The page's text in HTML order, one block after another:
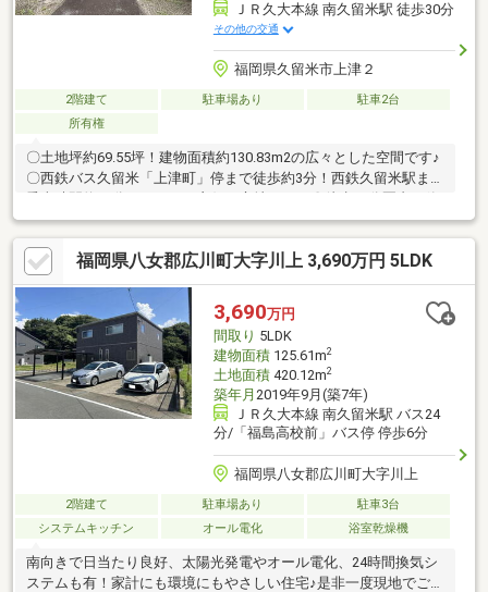
ＪＲ久大本線 南久留米駅 徒歩30分
その他の交通
福岡県久留米市上津２
2階建て 駐車場あり
駐車2台
所有権
〇土地坪約69.55坪！建物面積約130.83m2の広々とした空間です♪
〇西鉄バス久留米「上津町」停まで徒歩約3分！西鉄久留米駅まで
食店が豊富にあります！家族でお食事にも便利な住環境です！〇
浦山公園まで徒歩約10分！お散歩やちょっとした運動をするのに
も公園が近いのは便利ですね〇上津小学校まで徒歩約12分！お子
様の通学も安心ですね〇「スーパーセンタートライアル久留米上
津店」まで徒歩約7分！セブンイレブン久留米二軒茶屋店まで徒歩
約11分！周辺環境充実しています！〇閑静な住宅地です！〇ぜひ
ナカジツまでお問い合わせください
福岡県八女郡広川町大字川上 3,690万円 5LDK
3,690万円
間取り 5LDK
建物面積125.61m2
土地面積420.12m2
築年月 2019年9月(築7年)
ＪＲ久大本線 南久留米駅 バス24
分/「福島高校前」バス停 停歩6分
福岡県八女郡広川町大字川上
2階建て 駐車場あり
駐車3台
システムキッチン
オール電化 浴室乾燥機
南向きで日当たり良好、太陽光発電やオール電化、24時間換気シ
ステムも有！家計にも環境にもやさしい住宅♪是非一度現地でご覧